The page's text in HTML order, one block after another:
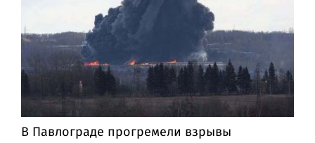
В Павлограде прогремели взрывы